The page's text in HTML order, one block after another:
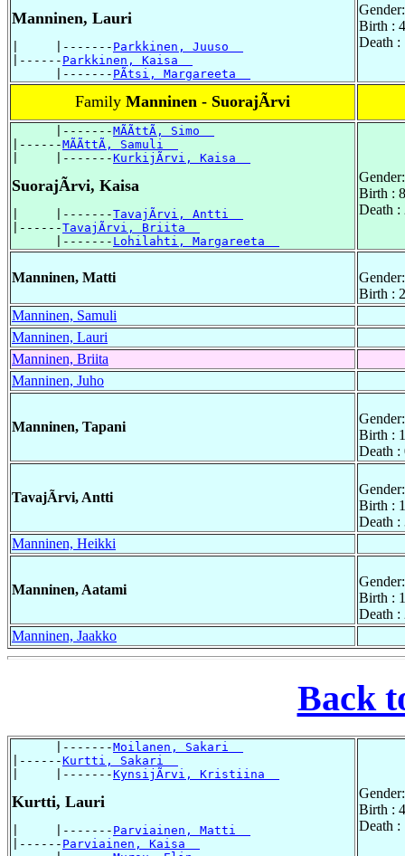
Manninen, Lauri
|     |------- Parkkinen, Juuso
|------ Parkkinen, Kaisa
      |-------
PÃtsi, Margareeta
Birth :
Death :
Family Manninen - SuorajÃrvi
      |-------
MÃÃttÃ, Simo
|------MÃÃttÃ, Samuli
|     |-------KurkijÃrvi, Kaisa
SuorajÃrvi, Kaisa
|     |-------TavajÃrvi, Antti
|------TavajÃrvi, Briita
      |-------
Lohilahti, Margareeta
Birth :
Death :
Manninen, Matti
Birth :
Manninen, Samuli
Manninen, Lauri
Manninen, Briita
Manninen, Juho
Manninen, Tapani
Birth :
Death :
TavajÃrvi, Antti
Birth :
Death :
Manninen, Heikki
Manninen, Aatami
Birth :
Death :
Manninen, Jaakko
Back
      |-------
Moilanen, Sakari
|------Kurtti, Sakari
|     |-------KynsijÃrvi, Kristiina
Kurtti, Lauri
|     |------- Parviainen, Matti
|------ Parviainen, Kaisa
Birth :
Death :